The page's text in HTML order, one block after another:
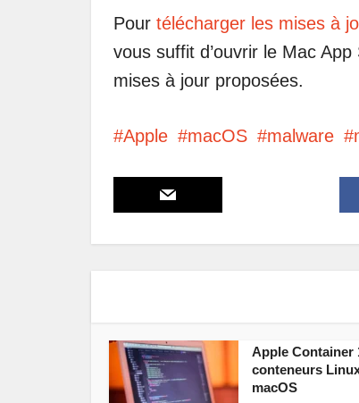
Pour télécharger les mises à
vous suffit d’ouvrir le Mac
mises à jour proposées.
Apple macOS malware
Apple Container
conteneurs
macOS